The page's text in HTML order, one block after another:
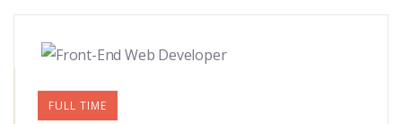
FULL TIME